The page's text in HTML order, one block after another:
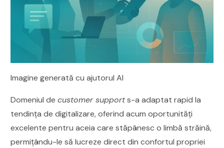
Imagine generată cu ajutorul AI
Domeniul decustomer supports-a adaptat rapid la
tendința de digitalizare, oferind acum oportunități
excelente pentru aceia care stăpânesc o limbă străină,
permițându-le să lucreze direct din confortul propriei